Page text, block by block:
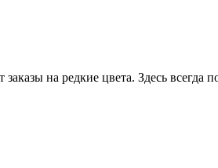
на редкие цвета. Здесь всегда